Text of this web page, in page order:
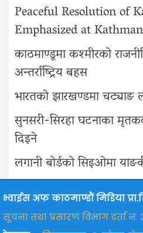
Peaceful Resolution of
Emphasized at
काठमाण्डूमा कश्मीरको
अन्तर्राष्ट्रिय बहस
भारतको झारखण्डमा चट्याङ
सुनसरी-सिरहा घटनाका
दिइने
लगानी बोर्डको सिइओमा
भ्वाईस अफ काठमाण्डौं मिडिया
सूचना तथा प्रसारण विभाग दर्ता नं.